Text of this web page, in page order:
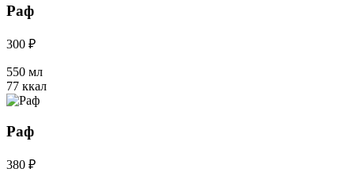
Раф
300 ₽
550 мл
77 ккал
Раф
380 ₽